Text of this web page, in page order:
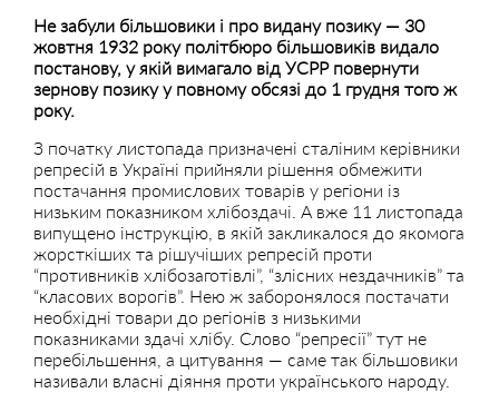
Не забули більшовики і про видану позику — 30
жовтня 1932 року політбюро більшовиків видало
постанову, у якій вимагало від УСРР повернути
зернову позику у повному обсязі до 1 грудня того ж
року.
З початку листопада призначені сталіним керівники
репресій в Україні прийняли рішення обмежити
постачання промислових товарів у регіони із
низьким показником хлібоздачі. А вже 11 листопада
випущено інструкцію, в якій закликалося до якомога
жорсткіших та рішучіших репресій проти
“противників хлібозаготівлі”, “злісних нездачників” та
“класових ворогів”. Нею ж заборонялося постачати
необхідні товари до регіонів з низькими
показниками здачі хлібу. Слово “репресії” тут не
перебільшення, а цитування — саме так більшовики
називали власні діяння проти українського народу.